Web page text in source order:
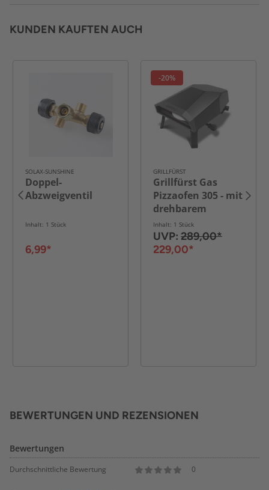
KUNDEN KAUFTEN AUCH
SOLAX-SUNSHINE
Doppel-
Abzweigventil
Inhalt: 1 Stück
6,99*
-20%
GRILLFÜRST
Grillfürst Gas
Pizzaofen 305 - mit
drehbarem
Pizzastein
Inhalt: 1 Stück
UVP: 289,00*
229,00*
BEWERTUNGEN UND REZENSIONEN
Bewertungen
Durchschnittliche Bewertung 0